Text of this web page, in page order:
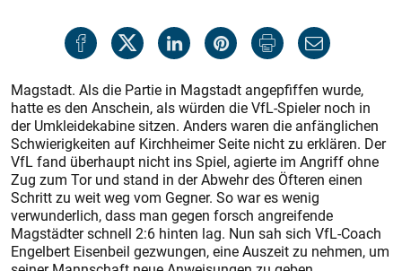
Magstadt. Als die Partie in Magstadt angepfiffen wurde,
hatte es den Anschein, als würden die VfL-Spieler noch in
der Umkleidekabine sitzen. Anders waren die anfänglichen
Schwierigkeiten auf Kirchheimer Seite nicht zu erklären. Der
VfL fand überhaupt nicht ins Spiel, agierte im Angriff ohne
Zug zum Tor und stand in der Abwehr des Öfteren einen
Schritt zu weit weg vom Gegner. So war es wenig
verwunderlich, dass man gegen forsch angreifende
Magstädter schnell 2:6 hinten lag. Nun sah sich VfL-Coach
Engelbert Eisenbeil gezwungen, eine Auszeit zu nehmen, um